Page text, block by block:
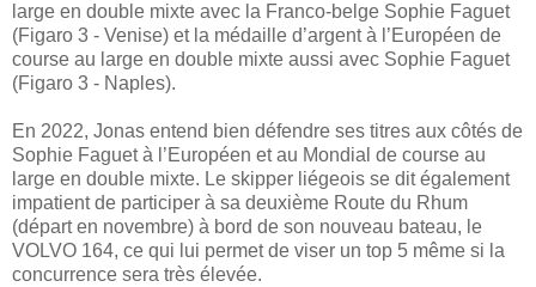
large en double mixte avec la Franco-belge Sophie Faguet
(Figaro 3 - Venise) et la médaille d’argent à l’Européen de
course au large en double mixte aussi avec Sophie Faguet
(Figaro 3 - Naples).
En 2022, Jonas entend bien défendre ses titres aux côtés de
Sophie Faguet à l’Européen et au Mondial de course au
large en double mixte. Le skipper liégeois se dit également
impatient de participer à sa deuxième Route du Rhum
(départ en novembre) à bord de son nouveau bateau, le
VOLVO 164, ce qui lui permet de viser un top 5 même si la
concurrence sera très élevée.